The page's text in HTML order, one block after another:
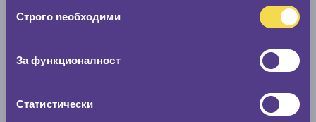
наСтрого nеобходими
За функционалност
Статистически
Скоростомер при 100